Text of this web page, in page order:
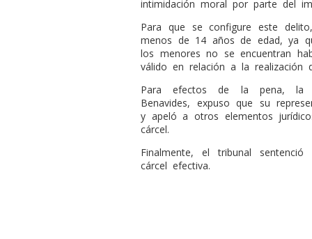
intimidación moral por parte del
Para que se configure este
menos de 14 años de edad, ya
los menores no se encuentran
válido en relación a la realización
Para efectos de la pena, la
Benavides, expuso que su
y apeló a otros elementos
cárcel.
Finalmente, el tribunal
cárcel efectiva.